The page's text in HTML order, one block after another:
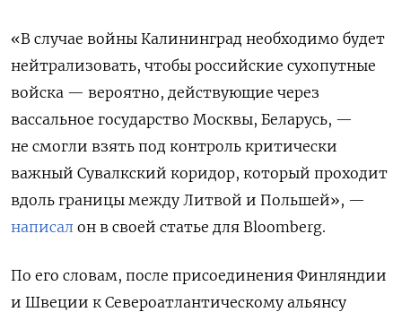
«В случае войны Калининград необходимо будет
нейтрализовать, чтобы российские сухопутные
войска — вероятно, действующие через
вассальное государство Москвы, Беларусь, —
не смогли взять под контроль критически
важный Сувалкский коридор, который проходит
вдоль границы между Литвой и Польшей», —
написал он в своей статье для Bloomberg.
По его словам, после присоединения Финляндии
и Швеции к Североатлантическому альянсу